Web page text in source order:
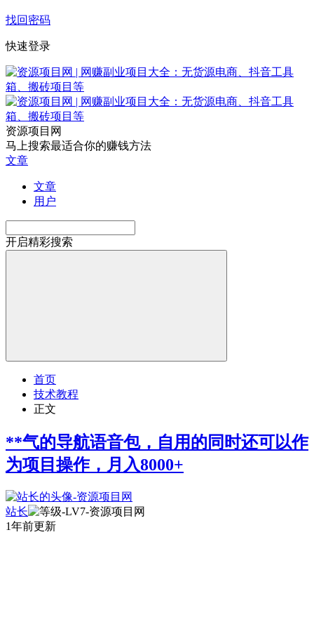
找回密码
快速登录
资源项目网
马上搜索最适合你的赚钱方法
文章
文章
用户
开启精彩搜索
首页
技术教程
正文
**气的导航语音包，自用的同时还可以作
为项目操作，月入8000+
站长
1年前更新